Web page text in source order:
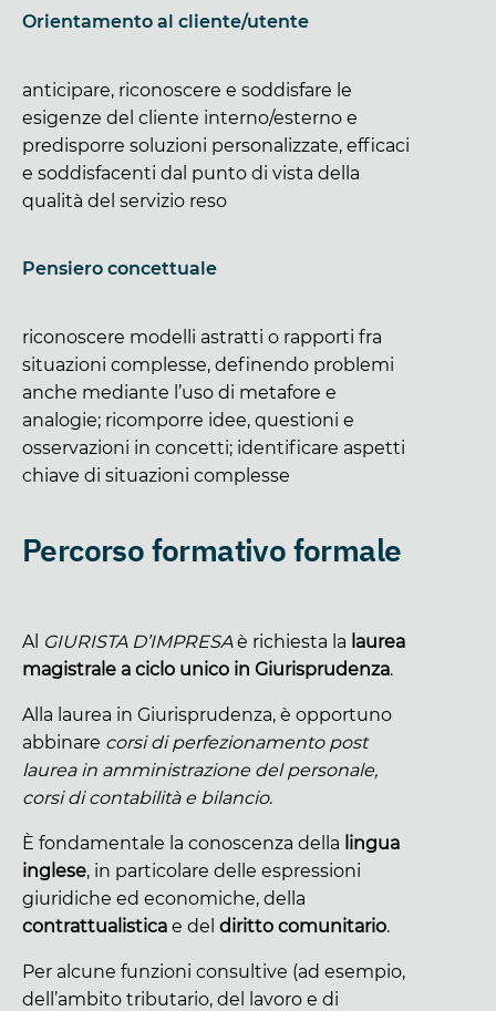
Orientamento al cliente/utente
anticipare, riconoscere e soddisfare le
esigenze del cliente interno/esterno e
predisporre soluzioni personalizzate, efficaci
e soddisfacenti dal punto di vista della
qualità del servizio reso
Pensiero concettuale
riconoscere modelli astratti o rapporti fra
situazioni complesse, definendo problemi
anche mediante l’uso di metafore e
analogie; ricomporre idee, questioni e
osservazioni in concetti; identificare aspetti
chiave di situazioni complesse
Percorso formativo formale
Al GIURISTA D’IMPRESAè richiesta la laurea
magistrale a ciclo unico in Giurisprudenza.
Alla laurea in Giurisprudenza, è opportuno
abbinare corsi di perfezionamento post
laurea in amministrazione del personale,
corsi di contabilità e bilancio.
È fondamentale la conoscenza della lingua
inglese, in particolare delle espressioni
giuridiche ed economiche, della
contrattualistica e del diritto comunitario.
Per alcune funzioni consultive (ad esempio,
dell’ambito tributario, del lavoro e di